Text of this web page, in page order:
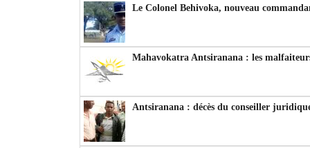
Le Colonel Behivoka, nouveau
Mahavokatra Antsiranana : les
Antsiranana : décès du conseiller